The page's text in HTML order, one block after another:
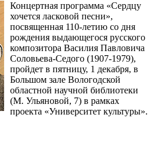
Концертная программа «Сердцу
хочется ласковой песни»,
посвященная 110-летию со дня
рождения выдающегося русского
композитора Василия Павловича
Соловьева-Седого (1907-1979),
пройдет в пятницу, 1 декабря, в
Большом зале Вологодской
областной научной библиотеки
(М. Ульяновой, 7) в рамках
проекта «Университет культуры».